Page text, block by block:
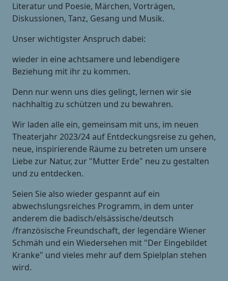
Literatur und Poesie, Märchen, Vorträgen,
Diskussionen, Tanz, Gesang und Musik.
Unser wichtigster Anspruch dabei:
wieder in eine achtsamere und lebendigere
Beziehung mit ihr zu kommen.
Denn nur wenn uns dies gelingt, lernen wir sie
nachhaltig zu schützen und zu bewahren.
Wir laden alle ein, gemeinsam mit uns, im neuen
Theaterjahr 2023/24 auf Entdeckungsreise zu gehen,
neue, inspirierende Räume zu betreten um unsere
Liebe zur Natur, zur "Mutter Erde" neu zu gestalten
und zu entdecken.
Seien Sie also wieder gespannt auf ein
abwechslungsreiches Programm, in dem unter
anderem die badisch/elsässische/deutsch
/französische Freundschaft, der legendäre Wiener
Schmäh und ein Wiedersehen mit "Der Eingebildet
Kranke" und vieles mehr auf dem Spielplan stehen
wird.